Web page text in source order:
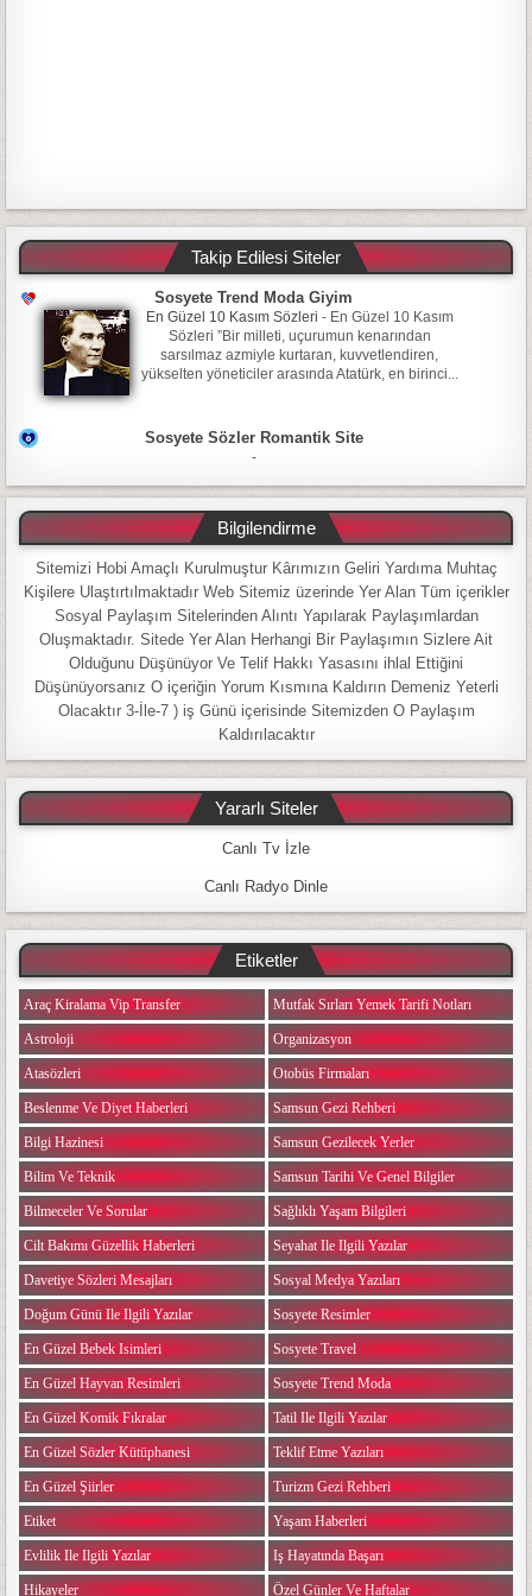
Takip Edilesi Siteler
Sosyete Trend Moda Giyim
En Güzel 10 Kasım Sözleri - En Güzel 10 Kasım
Sözleri ”Bir milleti, uçurumun kenarından
sarsılmaz azmiyle kurtaran, kuvvetlendiren,
yükselten yöneticiler arasında Atatürk, en birinci...
Sosyete Sözler Romantik Site
-
Bilgilendirme
Sitemizi Hobi Amaçlı Kurulmuştur Kârımızın Geliri Yardıma Muhtaç
Kişilere Ulaştırtılmaktadır Web Sitemiz üzerinde Yer Alan Tüm içerikler
Sosyal Paylaşım Sitelerinden Alıntı Yapılarak Paylaşımlardan
Oluşmaktadır. Sitede Yer Alan Herhangi Bir Paylaşımın Sizlere Ait
Olduğunu Düşünüyor Ve Telif Hakkı Yasasını ihlal Ettiğini
Düşünüyorsanız O içeriğin Yorum Kısmına Kaldırın Demeniz Yeterli
Olacaktır 3-İle-7 ) iş Günü içerisinde Sitemizden O Paylaşım
Kaldırılacaktır
Yararlı Siteler
Canlı Tv İzle
Canlı Radyo Dinle
Etiketler
Araç Kiralama Vip Transfer
Astroloji
Atasözleri
Beslenme Ve Diyet Haberleri
Bilgi Hazinesi
Bilim Ve Teknik
Bilmeceler Ve Sorular
Cilt Bakımı Güzellik Haberleri
Davetiye Sözleri Mesajları
Doğum Günü Ile Ilgili Yazılar
En Güzel Bebek Isimleri
En Güzel Hayvan Resimleri
En Güzel Komik Fıkralar
En Güzel Sözler Kütüphanesi
En Güzel Şiirler
Etiket
Evlilik Ile Ilgili Yazılar
Hikayeler
Mutfak Sırları Yemek Tarifi Notları
Organizasyon
Otobüs Firmaları
Samsun Gezi Rehberi
Samsun Gezilecek Yerler
Samsun Tarihi Ve Genel Bilgiler
Sağlıklı Yaşam Bilgileri
Seyahat Ile Ilgili Yazılar
Sosyal Medya Yazıları
Sosyete Resimler
Sosyete Travel
Sosyete Trend Moda
Tatil Ile Ilgili Yazılar
Teklif Etme Yazıları
Turizm Gezi Rehberi
Yaşam Haberleri
Iş Hayatında Başarı
Özel Günler Ve Haftalar